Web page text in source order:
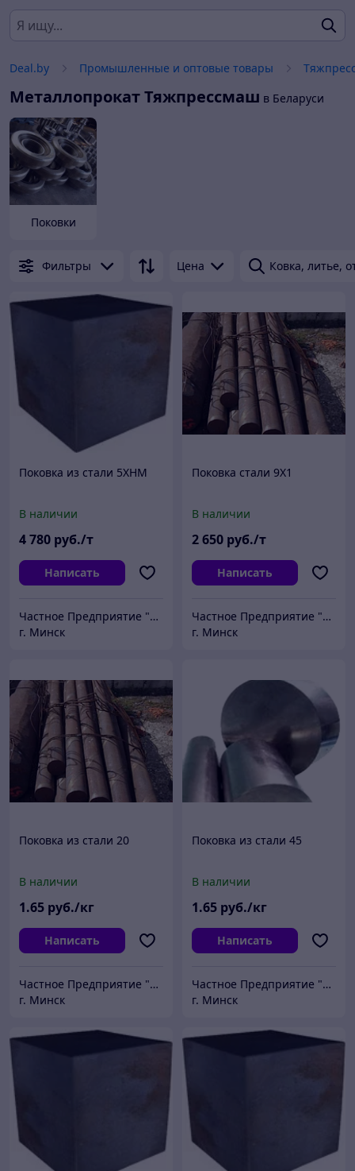
Deal.by Промышленные и оптовые товары
МеталлопрокатТяжпрессмаш в Беларуси
Поковки
Фильтры Цена Ковка, литье,
Поковка из стали 5ХНМ
В наличии
4 780 руб./т
Написать
Частное Предприятие "ПромШтамп"
г. Минск
Поковка стали 9Х1
В наличии
2 650 руб./т
Написать
Частное Предприятие "ПромШтамп"
г. Минск
Поковка из стали 20
В наличии
1.65 руб./кг
Написать
Частное Предприятие "ПромШтамп"
г. Минск
Поковка из стали 45
В наличии
1.65 руб./кг
Написать
Частное Предприятие "ПромШтамп"
г. Минск